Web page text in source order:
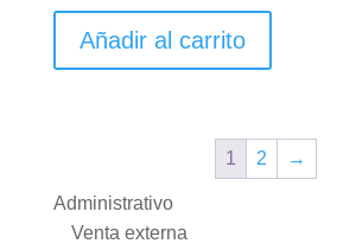
Añadir al carrito
1 2 →
Administrativo
Venta externa